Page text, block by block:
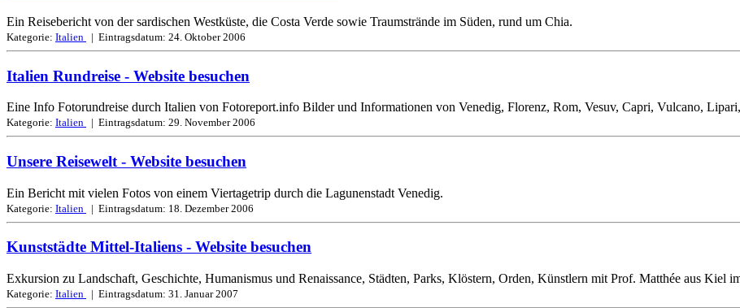
Ein Reisebericht von der sardischen Westküste, die Costa Verde sowie Traumstrände im Süden, rund um Chia.
Kategorie: Italien | Eintragsdatum: 24. Oktober 2006
Italien Rundreise - Website besuchen
Eine Info Fotorundreise durch Italien von Fotoreport.info Bilder und Informationen von Venedig, Florenz, Rom, Vesuv, Capri, Vulcano,
Kategorie: Italien | Eintragsdatum: 29. November 2006
Unsere Reisewelt - Website besuchen
Ein Bericht mit vielen Fotos von einem Viertagetrip durch die Lagunenstadt Venedig.
Kategorie: Italien | Eintragsdatum: 18. Dezember 2006
Kunststädte Mittel-Italiens - Website besuchen
Exkursion zu Landschaft, Geschichte, Humanismus und Renaissance, Städten, Parks, Klöstern, Orden, Künstlern mit Prof. Matthée aus Kiel
Kategorie: Italien | Eintragsdatum: 31. Januar 2007